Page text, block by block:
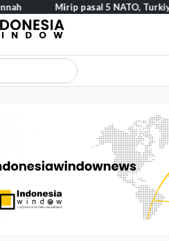
Mirip pasal 5 NATO, Turkiye